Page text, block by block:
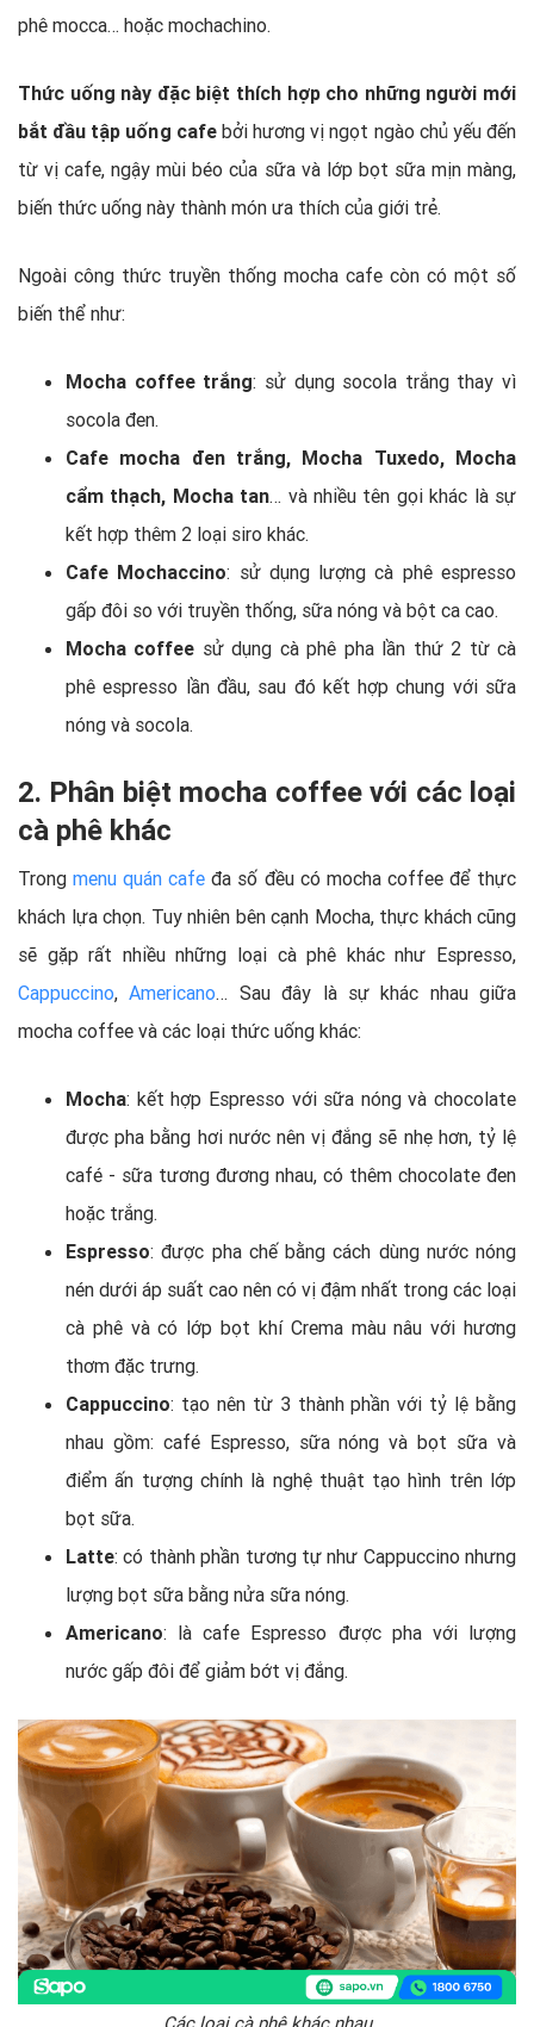
phê mocca… hoặc mochachino.
Thức uống này đặc biệt thích hợp cho những người mới
bắt đầu tập uống cafebởi hương vị ngọt ngào chủ yếu đến
từ vị cafe, ngậy mùi béo của sữa và lớp bọt sữa mịn màng,
biến thức uống này thành món ưa thích của giới trẻ.
Ngoài công thức truyền thống mocha cafe còn có một số
biến thể như:
Mocha coffee trắng: sử dụng socola trắng thay vì
socola đen.
Cafe mocha đen trắng, Mocha Tuxedo, Mocha
cẩm thạch, Mocha tan… và nhiều tên gọi khác là sự
kết hợp thêm 2 loại siro khác.
Cafe Mochaccino: sử dụng lượng cà phê espresso
gấp đôi so với truyền thống, sữa nóng và bột ca cao.
Mocha coffee sử dụng cà phê pha lần thứ 2 từ cà
phê espresso lần đầu, sau đó kết hợp chung với sữa
nóng và socola.
2. Phân biệt mocha coffee với các loại
cà phê khác
Trongmenu quán cafe đa số đều có mocha coffee để thực
khách lựa chọn. Tuy nhiên bên cạnh Mocha, thực khách cũng
sẽ gặp rất nhiều những loại cà phê khác như Espresso,
Cappuccino,Americano… Sau đây là sự khác nhau giữa
mocha coffee và các loại thức uống khác:
Mocha: kết hợp Espresso với sữa nóng và chocolate
được pha bằng hơi nước nên vị đắng sẽ nhẹ hơn, tỷ lệ
café - sữa tương đương nhau, có thêm chocolate đen
hoặc trắng.
Espresso: được pha chế bằng cách dùng nước nóng
nén dưới áp suất cao nên có vị đậm nhất trong các loại
cà phê và có lớp bọt khí Crema màu nâu với hương
thơm đặc trưng.
Cappuccino: tạo nên từ 3 thành phần với tỷ lệ bằng
nhau gồm: café Espresso, sữa nóng và bọt sữa và
điểm ấn tượng chính là nghệ thuật tạo hình trên lớp
bọt sữa.
Latte: có thành phần tương tự như Cappuccino nhưng
lượng bọt sữa bằng nửa sữa nóng.
Americano: là cafe Espresso được pha với lượng
nước gấp đôi để giảm bớt vị đắng.